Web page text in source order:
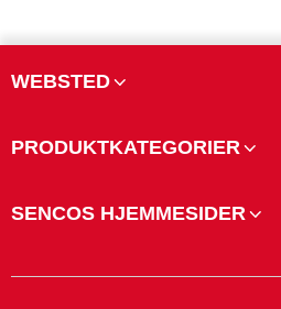
WEBSTED
PRODUKTKATEGORIER
SENCOS HJEMMESIDER